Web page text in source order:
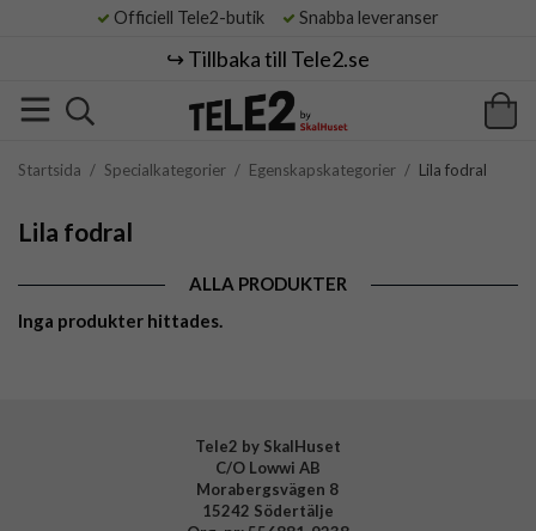
Officiell Tele2-butik Snabba leveranser
↪️ Tillbaka till Tele2.se
Startsida / Specialkategorier / Egenskapskategorier / Lila fodral
Lila fodral
ALLA PRODUKTER
Inga produkter hittades.
Tele2 by SkalHuset
C/O Lowwi AB
Morabergsvägen 8
15242 Södertälje